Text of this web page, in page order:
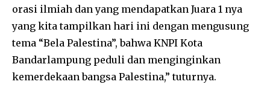
orasi ilmiah dan yang mendapatkan Juara 1 nya
yang kita tampilkan hari ini dengan mengusung
tema “Bela Palestina”, bahwa KNPI Kota
Bandarlampung peduli dan menginginkan
kemerdekaan bangsa Palestina,” tuturnya.